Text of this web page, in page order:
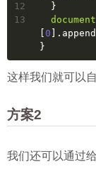
12
13
  }
document
[ 0
}
这样我们就可以
方案2
我们还可以通过